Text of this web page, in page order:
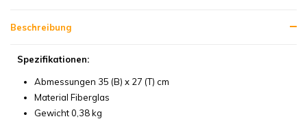
Beschreibung
Spezifikationen:
Abmessungen 35 (B) x 27 (T) cm
Material Fiberglas
Gewicht 0,38 kg